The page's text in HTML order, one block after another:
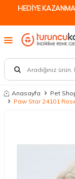
HEDİYE
Anasayfa Pet
Paw Star 24101